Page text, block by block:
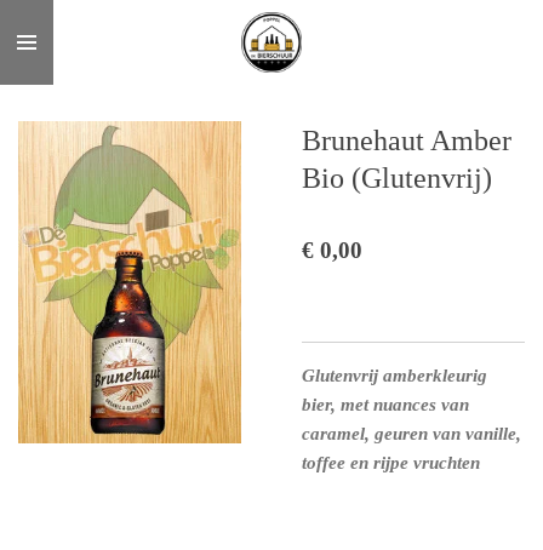
direct
naar
hoofdinhoud
Brunehaut Amber
Bio (Glutenvrij)
€ 0,00
Glutenvrij amberkleurig
bier, met nuances van
caramel, geuren van vanille,
toffee en rijpe vruchten